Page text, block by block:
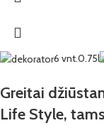
6 vnt.0.75l
Greitai
Life Style,